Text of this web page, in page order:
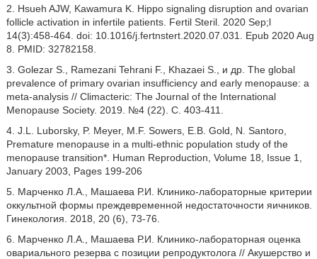
2. Hsueh AJW, Kawamura K. Hippo signaling disruption and ovarian
follicle activation in infertile patients. Fertil Steril. 2020 Sep;l
14(3):458-464. doi: 10.1016/j.fertnstert.2020.07.031. Epub 2020 Aug
8. PMID: 32782158.
3. Golezar S., Ramezani Tehrani F., Khazaei S., и др. The global
prevalence of primary ovarian insufficiency and early menopause: a
meta-analysis // Climacteric: The Journal of the International
Menopause Society. 2019. №4 (22). C. 403-411.
4. J.L. Luborsky, P. Meyer, M.F. Sowers, E.B. Gold, N. Santoro,
Premature menopause in a multi-ethnic population study of the
menopause transition*. Human Reproduction, Volume 18, Issue 1,
January 2003, Pages 199-206
5. Марченко Л.А., Машаева Р.И. Клинико-лабораторные критерии
оккультной формы преждевременной недостаточности яичников.
Гинекология. 2018, 20 (6), 73-76.
6. Марченко Л.А., Машаева Р.И. Клинико-лабораторная оценка
овариального резерва с позиции репродуктолога // Акушерство и